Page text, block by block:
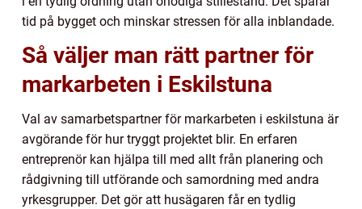
tid på bygget och minskar stressen för alla inblandade.
Så väljer man rätt partner för
markarbeten i Eskilstuna
Val av samarbetspartner för markarbeten i eskilstuna är
avgörande för hur tryggt projektet blir. En erfaren
entreprenör kan hjälpa till med allt från planering och
rådgivning till utförande och samordning med andra
yrkesgrupper. Det gör att husägaren får en tydlig